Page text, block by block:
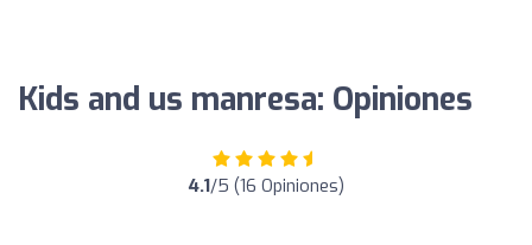
Kids and us manresa: Opiniones
4.1/5 (16 Opiniones)